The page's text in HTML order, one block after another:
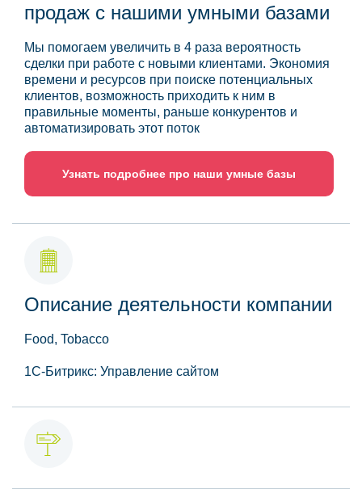
продаж с нашими умными базами
Мы помогаем увеличить в 4 раза вероятность
сделки при работе с новыми клиентами. Экономия
времени и ресурсов при поиске потенциальных
клиентов, возможность приходить к ним в
правильные моменты, раньше конкурентов и
автоматизировать этот поток
Узнать подробнее про наши умные базы
Описание деятельности компании
Food, Tobacco
1С-Битрикс: Управление сайтом